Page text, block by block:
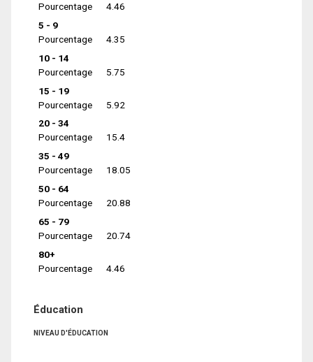
Pourcentage
4.46
5 - 9
Pourcentage
4.35
10 - 14
Pourcentage
5.75
15 - 19
Pourcentage
5.92
20 - 34
Pourcentage
15.4
35 - 49
Pourcentage
18.05
50 - 64
Pourcentage
20.88
65 - 79
Pourcentage
20.74
80+
Pourcentage
4.46
Éducation
NIVEAU D'ÉDUCATION